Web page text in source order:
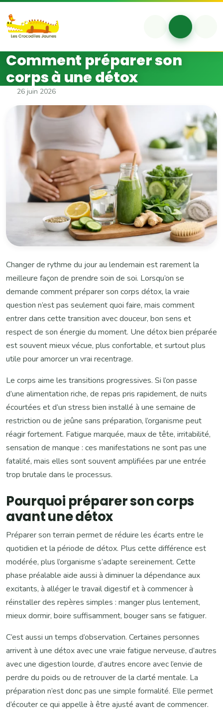
Account
Cart
Comment préparer son
corps à une détox
26 juin 2026
Comment préparer son
Changer de rythme du jour au lendemain est rarement la
meilleure façon de prendre soin de soi. Lorsqu’on se
demande comment préparer son corps détox, la vraie
question n’est pas seulement quoi faire, mais comment
entrer dans cette transition avec douceur, bon sens et
respect de son énergie du moment. Une détox bien préparée
est souvent mieux vécue, plus confortable, et surtout plus
utile pour amorcer un vrai recentrage.
Le corps aime les transitions progressives. Si l’on passe
d’une alimentation riche, de repas pris rapidement, de nuits
écourtées et d’un stress bien installé à une semaine de
restriction ou de jeûne sans préparation, l’organisme peut
réagir fortement. Fatigue marquée, maux de tête, irritabilité,
sensation de manque : ces manifestations ne sont pas une
fatalité, mais elles sont souvent amplifiées par une entrée
trop brutale dans le processus.
Pourquoi préparer son corps
avant une détox
Préparer son terrain permet de réduire les écarts entre le
quotidien et la période de détox. Plus cette différence est
modérée, plus l’organisme s’adapte sereinement. Cette
phase préalable aide aussi à diminuer la dépendance aux
excitants, à alléger le travail digestif et à commencer à
réinstaller des repères simples : manger plus lentement,
mieux dormir, boire suffisamment, bouger sans se fatiguer.
C’est aussi un temps d’observation. Certaines personnes
arrivent à une détox avec une vraie fatigue nerveuse, d’autres
avec une digestion lourde, d’autres encore avec l’envie de
perdre du poids ou de retrouver de la clarté mentale. La
préparation n’est donc pas une simple formalité. Elle permet
d’écouter ce qui appelle à être ajusté avant de commencer.